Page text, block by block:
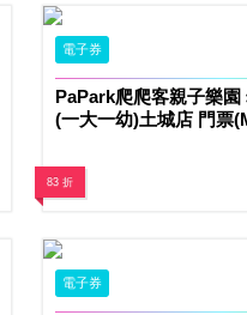
電子券
PaPark爬爬客親子樂園
(一大一幼)土城店 門票
83 折
電子券